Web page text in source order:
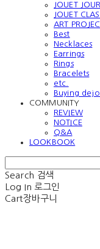
JOUET
JOUET
ART
Best
Necklaces
Earrings
Rings
Bracelets
etc.
Buying
COMMUNITY
REVIEW
NOTICE
Q&A
LOOKBOOK
Search 검색
Log In 로그인
Cart장바구니